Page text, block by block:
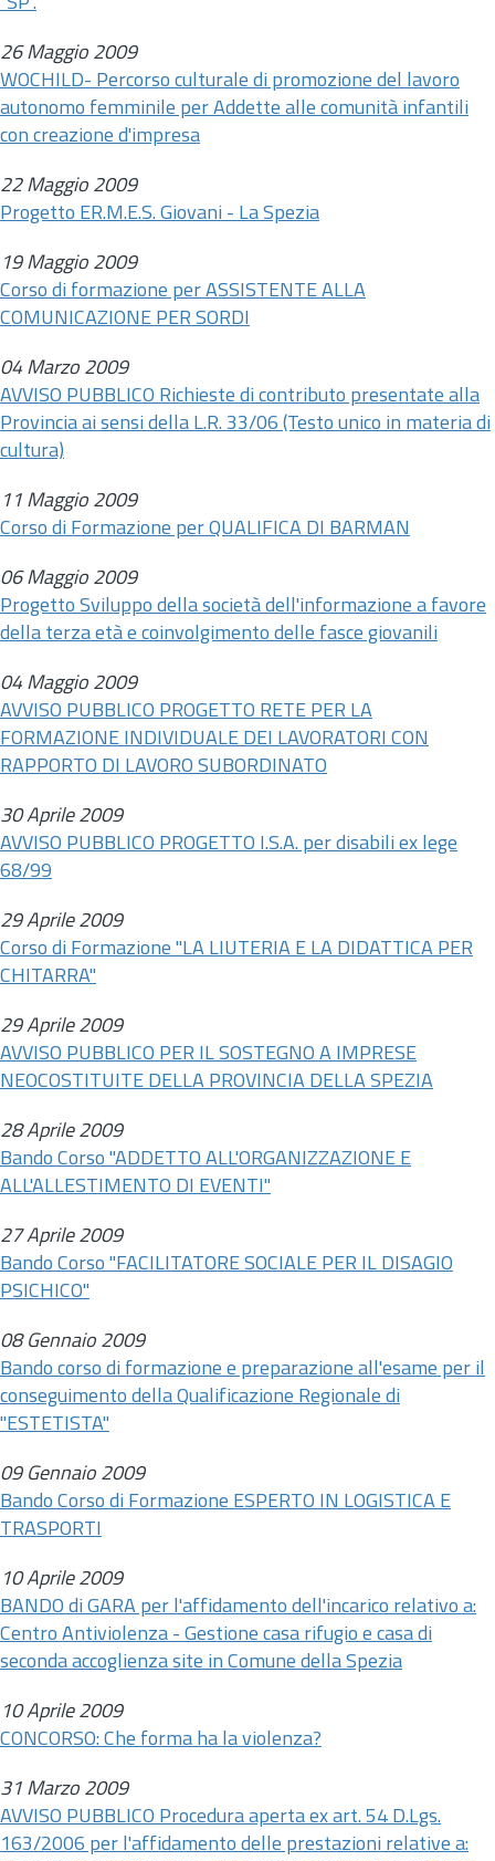
26 Maggio 2009
WOCHILD- Percorso culturale di promozione del lavoro
autonomo femminile per Addette alle comunità infantili
con creazione d'impresa
22 Maggio 2009
Progetto ER.M.E.S. Giovani - La Spezia
19 Maggio 2009
Corso di formazione per ASSISTENTE ALLA
COMUNICAZIONE PER SORDI
04 Marzo 2009
AVVISO PUBBLICO Richieste di contributo presentate alla
Provincia ai sensi della L.R. 33/06 (Testo unico in materia di
cultura)
11 Maggio 2009
Corso di Formazione per QUALIFICA DI BARMAN
06 Maggio 2009
Progetto Sviluppo della società dell'informazione a favore
della terza età e coinvolgimento delle fasce giovanili
04 Maggio 2009
AVVISO PUBBLICO PROGETTO RETE PER LA
FORMAZIONE INDIVIDUALE DEI LAVORATORI CON
RAPPORTO DI LAVORO SUBORDINATO
30 Aprile 2009
AVVISO PUBBLICO PROGETTO I.S.A. per disabili ex lege
68/99
29 Aprile 2009
Corso di Formazione "LA LIUTERIA E LA DIDATTICA PER
CHITARRA"
29 Aprile 2009
AVVISO PUBBLICO PER IL SOSTEGNO A IMPRESE
NEOCOSTITUITE DELLA PROVINCIA DELLA SPEZIA
28 Aprile 2009
Bando Corso "ADDETTO ALL'ORGANIZZAZIONE E
ALL'ALLESTIMENTO DI EVENTI"
27 Aprile 2009
Bando Corso "FACILITATORE SOCIALE PER IL DISAGIO
PSICHICO"
08 Gennaio 2009
Bando corso di formazione e preparazione all'esame per il
conseguimento della Qualificazione Regionale di
"ESTETISTA"
09 Gennaio 2009
Bando Corso di Formazione ESPERTO IN LOGISTICA E
TRASPORTI
10 Aprile 2009
BANDO di GARA per l'affidamento dell'incarico relativo a:
Centro Antiviolenza - Gestione casa rifugio e casa di
seconda accoglienza site in Comune della Spezia
10 Aprile 2009
CONCORSO: Che forma ha la violenza?
31 Marzo 2009
AVVISO PUBBLICO Procedura aperta ex art. 54 D.Lgs.
163/2006 per l'affidamento delle prestazioni relative a: